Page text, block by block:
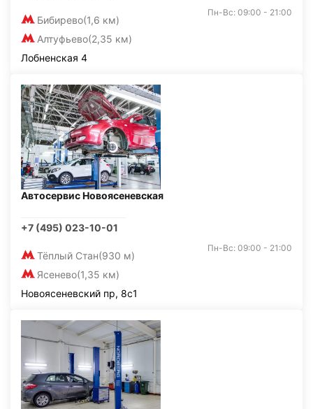
Бибирево(1,6 км)
Алтуфьево(2,35 км)
Пн-Вс: 09:00 - 21:00
Лобненская 4
Автосервис Новоясеневская
+7 (495) 023-10-01
Тёплый Стан(930 м)
Ясенево(1,35 км)
Пн-Вс: 09:00 - 21:00
Новоясеневский пр, 8с1